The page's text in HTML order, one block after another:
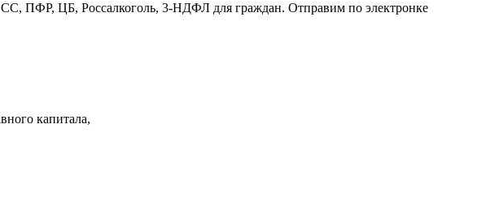
ПФР, ЦБ, Россалкоголь, 3-НДФЛ для граждан. Отправим по электронке
капитала,